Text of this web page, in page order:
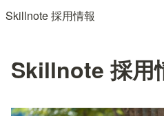
Skillnote 採用情報
Skillnote 採用